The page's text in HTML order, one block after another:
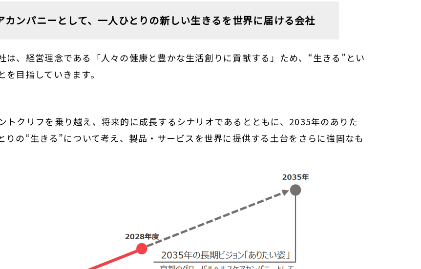
ンパニーとして、一人ひとりの新しい生きるを世界に届ける会社
は、経営理念である「人々の健康と豊かな生活創りに貢献する」ため、“生きる”とい
目指していきます。
トクリフを乗り越え、将来的に成長するシナリオであるとともに、2035年のありた
りの“生きる”について考え、製品・サービスを世界に提供する土台をさらに強固なも